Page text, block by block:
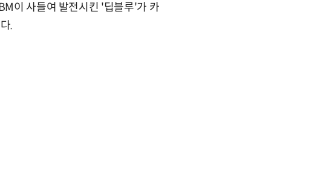
이 사들여 발전시킨 '딥블루'가 카
.